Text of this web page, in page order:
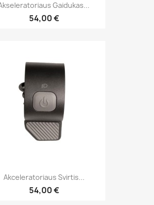
Gaidukas...
54,00 €
Akceleratoriaus Svirtis...
54,00 €